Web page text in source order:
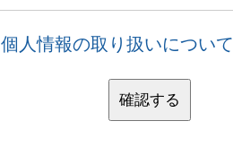
個人情報の取り扱いについて
確認する